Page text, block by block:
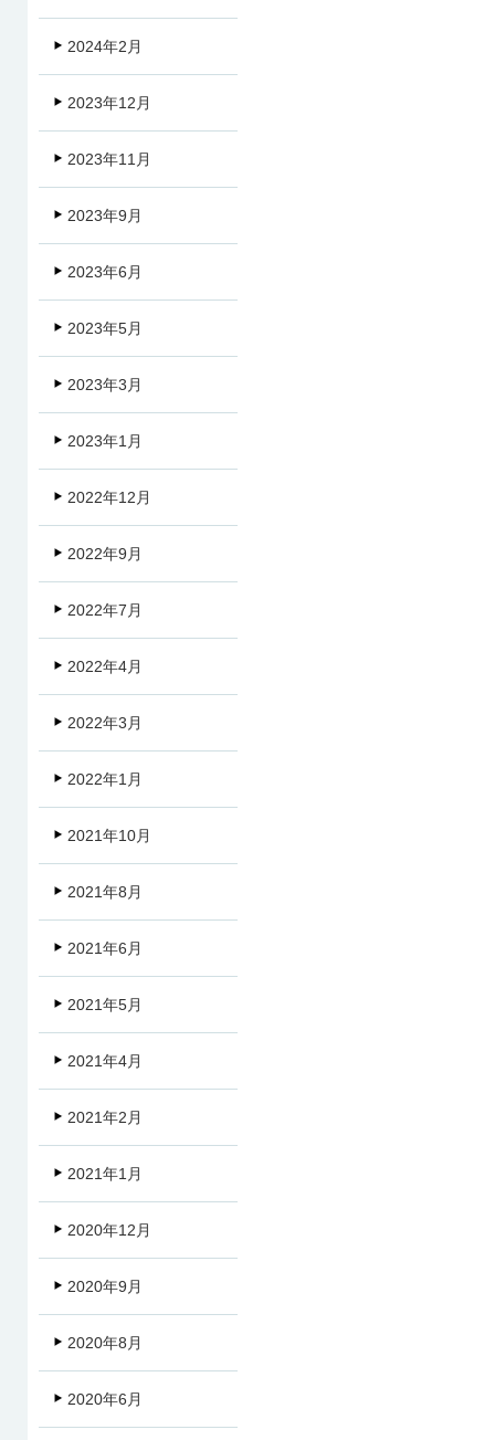
2024年2月
2023年12月
2023年11月
2023年9月
2023年6月
2023年5月
2023年3月
2023年1月
2022年12月
2022年9月
2022年7月
2022年4月
2022年3月
2022年1月
2021年10月
2021年8月
2021年6月
2021年5月
2021年4月
2021年2月
2021年1月
2020年12月
2020年9月
2020年8月
2020年6月